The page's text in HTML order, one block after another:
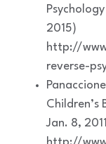
2015)
http://
reverse-
Children’s
Jan. 8,